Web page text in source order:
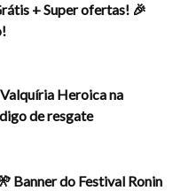
+ Super ofertas! 🎉
Heroica na
de resgate
Banner do Festival Ronin